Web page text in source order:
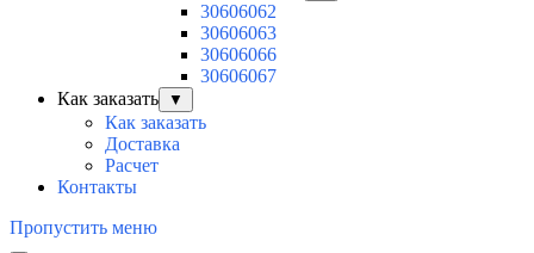
30606062
30606063
30606066
30606067
Как заказать
▼
Как заказать
Доставка
Расчет
Контакты
Пропустить меню